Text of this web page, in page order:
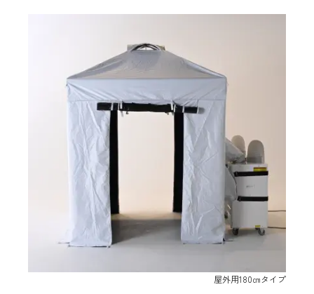
屋外用180㎝タイプ